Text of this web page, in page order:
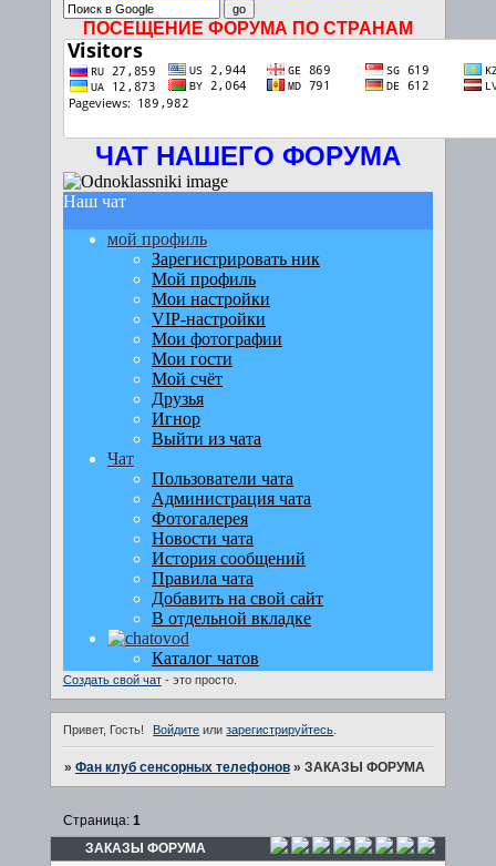
ПОСЕЩЕНИЕ ФОРУМА ПО СТРАНАМ
ЧАТ НАШЕГО ФОРУМА
Создать свой чат- это просто.
Привет, Гость! Войдите илизарегистрируйтесь
» Фан клуб сенсорных телефонов » ЗАКАЗЫ ФОРУМА
ЗАКАЗЫ ФОРУМА
Страница: 1